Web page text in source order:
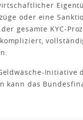
oder eine
gesamte KYC-
Initiative
kann das